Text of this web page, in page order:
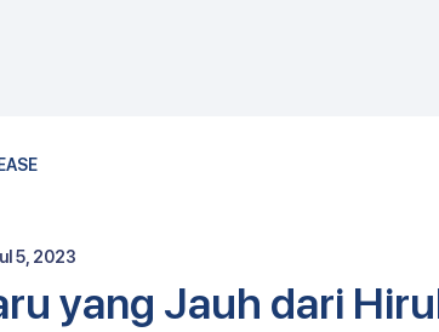
yang Jauh dari
5, 2023